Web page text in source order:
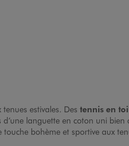
estivales. Des tennis en
languette en coton uni
bohème et sportive aux